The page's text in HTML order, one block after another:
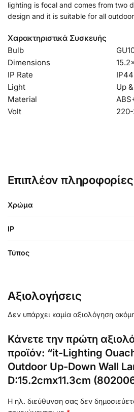
lighting is focal and comes from two
design and it is suitable for all
Χαρακτηριστικά Συσκευής
Bulb
Dimensions
IP Rate
IP44
Light
Up
Material
Volt
Επιπλέον πληροφορίες
Χρώμα
IP
Τύπος
Αξιολογήσεις
Δεν υπάρχει καμία αξιολόγηση
Κάνετε την πρώτη
προϊόν: “it-Lighting
Outdoor Up-Down Wall
D:15.2cmx11.3cm
Η ηλ. διεύθυνση σας δεν